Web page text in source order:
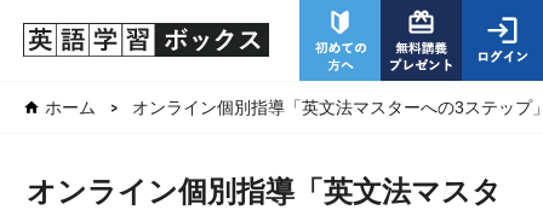
ホーム オンライン個別指導「英文法マスターへの3ステップ
オンライン個別指導「英文法マスタ